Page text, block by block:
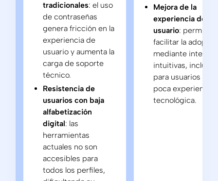
tradicionales: el uso
de contraseñas
genera fricción en la
experiencia de
usuario y aumenta la
carga de soporte
técnico.
Resistencia de
usuarios con baja
alfabetización
digital: las
herramientas
actuales no son
accesibles para
todos los perfiles,
Mejora de la
experiencia de
usuario: permitió
facilitar la
mediante
intuitivas, incluso
para usuarios con
poca experiencia
tecnológica.